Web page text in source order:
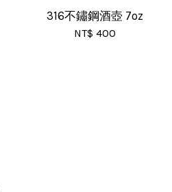
316不鏽鋼酒壺 7oz
NT$ 400